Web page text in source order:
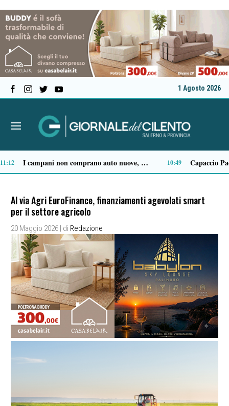
1 Agosto 2026
Sapri: dopo l’episodio del Timpone, il consigliere Vita chiede verifiche su alloggi e sicurezza 07:17 Terremoto ai Campi Flegrei: salgono a 21 i feriti, due sono gravi 00:05
Al via Agri EuroFinance, finanziamenti agevolati smart
per il settore agricolo
20 Maggio 2026 | di Redazione